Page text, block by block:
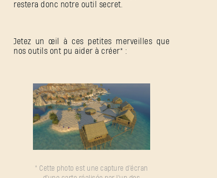
restera donc notre outil secret.
Jetez un œil à ces petites merveilles que
nos outils ont pu aider à créer* :
* Cette photo est une capture d'écran